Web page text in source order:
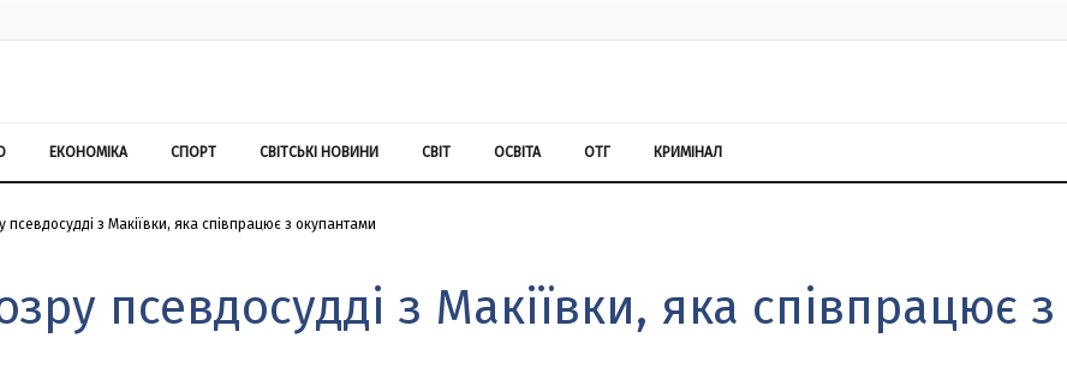
ЕКОНОМІКА СПОРТ СВІТСЬКІ НОВИНИ СВІТ ОСВІТА ОТГ КРИМІНАЛ
псевдосудді з Макіївки, яка співпрацює з окупантами
псевдосудді з Макіївки, яка співпрацює з